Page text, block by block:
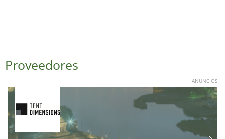
Proveedores
ANUNCIOS